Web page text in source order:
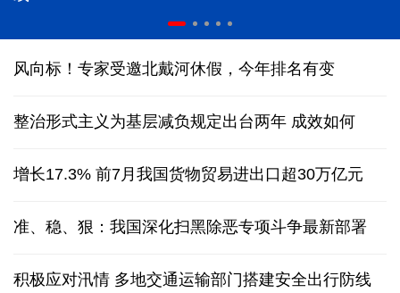
风向标！专家受邀北戴河休假，今年排名有变
整治形式主义为基层减负规定出台两年 成效如何
增长17.3% 前7月我国货物贸易进出口超30万亿元
准、稳、狠：我国深化扫黑除恶专项斗争最新部署
积极应对汛情 多地交通运输部门搭建安全出行防线